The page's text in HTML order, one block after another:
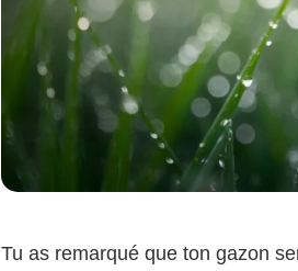
Tu as remarqué que ton gazon